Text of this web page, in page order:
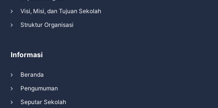
Visi, Misi, dan Tujuan Sekolah
Struktur Organisasi
Informasi
Beranda
Pengumuman
Seputar Sekolah